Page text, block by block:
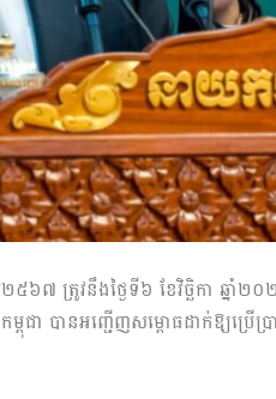
ប្
៧ ត្រូវ​នឹងថ្ងៃទី៦ ខែវិច្ឆិកា ឆ្នាំ២
ា បានអញ្ជើញសម្ពោធដាក់ឱ្យប្រើប្រា